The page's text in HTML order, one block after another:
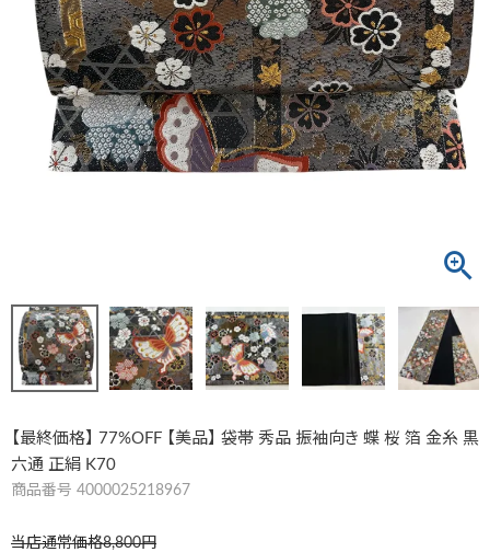
【最終価格】 77%OFF 【美品】 袋帯 秀品 振袖向き 蝶 桜 箔 金糸 黒
六通 正絹 K70
商品番号 4000025218967
当店通常価格8,800